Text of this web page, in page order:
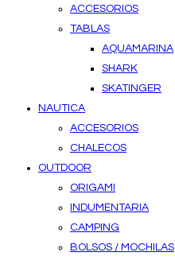
ACCESORIOS
TABLAS
AQUAMARINA
SHARK
SKATINGER
NAUTICA
ACCESORIOS
CHALECOS
OUTDOOR
ORIGAMI
INDUMENTARIA
CAMPING
BOLSOS / MOCHILAS